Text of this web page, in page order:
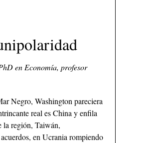
en Economía, profesor
Negro, Washington pareciera
real es China y enfila
la región, Taiwán,
en Ucrania rompiendo